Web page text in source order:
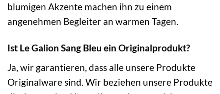
blumigen Akzente machen ihn zu einem
angenehmen Begleiter an warmen Tagen.
Ist Le Galion Sang Bleu ein Originalprodukt?
Ja, wir garantieren, dass alle unsere Produkte
Originalware sind. Wir beziehen unsere Produkte